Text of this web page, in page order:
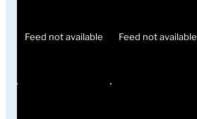
Feed not available Feed not available